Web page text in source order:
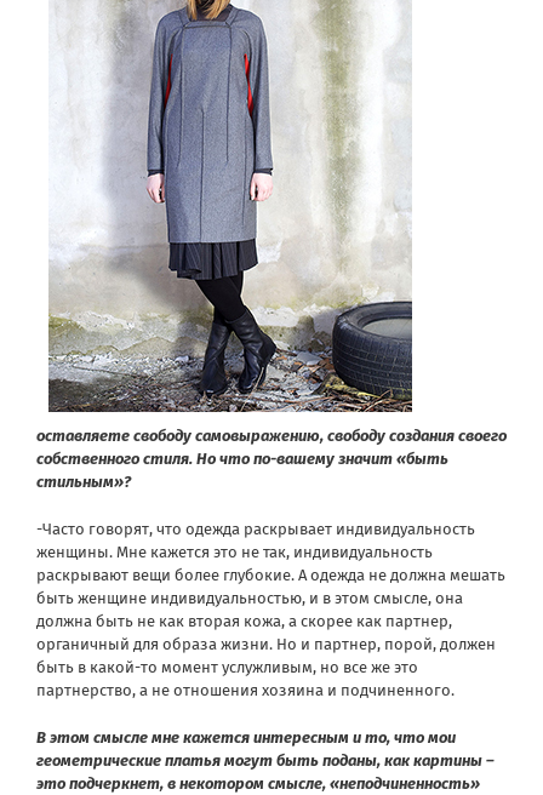
оставляете свободу самовыражению, свободу создания своего
собственного стиля. Но что по-вашему значит «быть
стильным»?
-Часто говорят, что одежда раскрывает индивидуальность
женщины. Мне кажется это не так, индивидуальность
раскрывают вещи более глубокие. А одежда не должна мешать
быть женщине индивидуальностью, и в этом смысле, она
должна быть не как вторая кожа, а скорее как партнер,
органичный для образа жизни. Но и партнер, порой, должен
быть в какой-то момент услужливым, но все же это
партнерство, а не отношения хозяина и подчиненного.
В этом смысле мне кажется интересным и то, что мои
геометрические платья могут быть поданы, как картины –
это подчеркнет, в некотором смысле, «неподчиненность»